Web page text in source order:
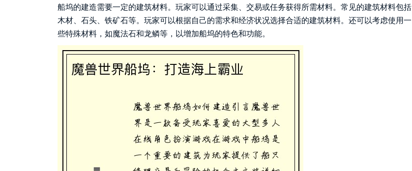
船坞的建造需要一定的建筑材料。玩家可以通过采集、交易或任务获得所需材料。常见的建筑材料包括
木材、石头、铁矿石等。玩家可以根据自己的需求和经济状况选择合适的建筑材料。还可以考虑使用一
些特殊材料，如魔法石和龙鳞等，以增加船坞的特色和功能。